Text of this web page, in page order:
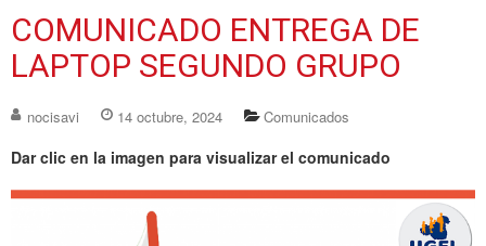
COMUNICADO ENTREGA DE
LAPTOP SEGUNDO GRUPO
nocisavi 14 octubre, 2024 Comunicados
Dar clic en la imagen para visualizar el comunicado